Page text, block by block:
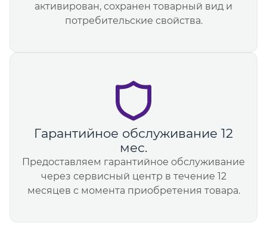
активирован, сохранен товарный вид и
потребительские свойства.
Гарантийное обслуживание 12
мес.
Предоставляем гарантийное обслуживание
через сервисный центр в течение 12
месяцев с момента приобретения товара.